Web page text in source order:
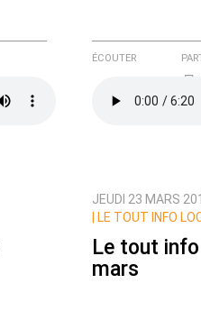
ÉCOUTER
JEUDI 23 MARS
LE TOUT INFO
Le tout
mars